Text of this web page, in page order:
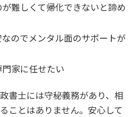
難しくて帰化できないと諦め
のでメンタル面のサポートが
家に任せたい
書士には守秘義務があり、相
ことはありません。安心して